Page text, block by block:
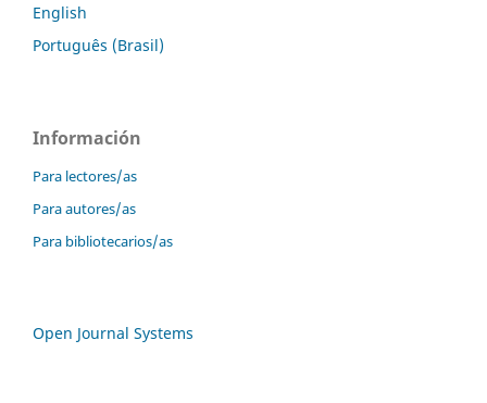
English
Português (Brasil)
Información
Para lectores/as
Para autores/as
Para bibliotecarios/as
Open Journal Systems